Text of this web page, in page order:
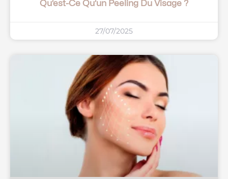
Qu’est-Ce Qu’un Peeling Du Visage ?
27/07/2025